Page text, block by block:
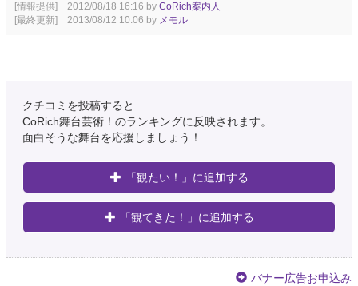
[情報提供] 2012/08/18 16:16 by CoRich案内人
[最終更新] 2013/08/12 10:06 by メモル
クチコミを投稿すると
CoRich舞台芸術！のランキングに反映されます。
面白そうな舞台を応援しましょう！
「観たい！」に追加する
「観てきた！」に追加する
バナー広告お申込み